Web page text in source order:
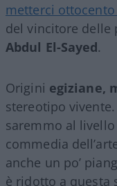
metterci
del vincitore delle
Abdul El-Sayed.
Origini egiziane,
stereotipo
saremmo al
commedia
anche un po’
è ridotto a questa